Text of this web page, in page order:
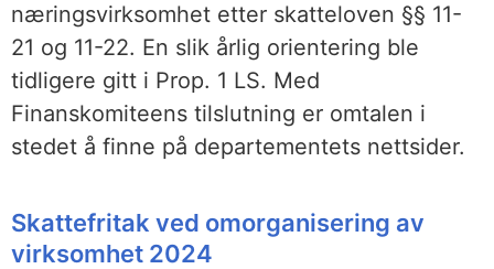
næringsvirksomhet etter skatteloven §§ 11-
21 og 11-22. En slik årlig orientering ble
tidligere gitt i Prop. 1 LS. Med
Finanskomiteens tilslutning er omtalen i
stedet å finne på departementets nettsider.
Skattefritak ved omorganisering av
virksomhet 2024